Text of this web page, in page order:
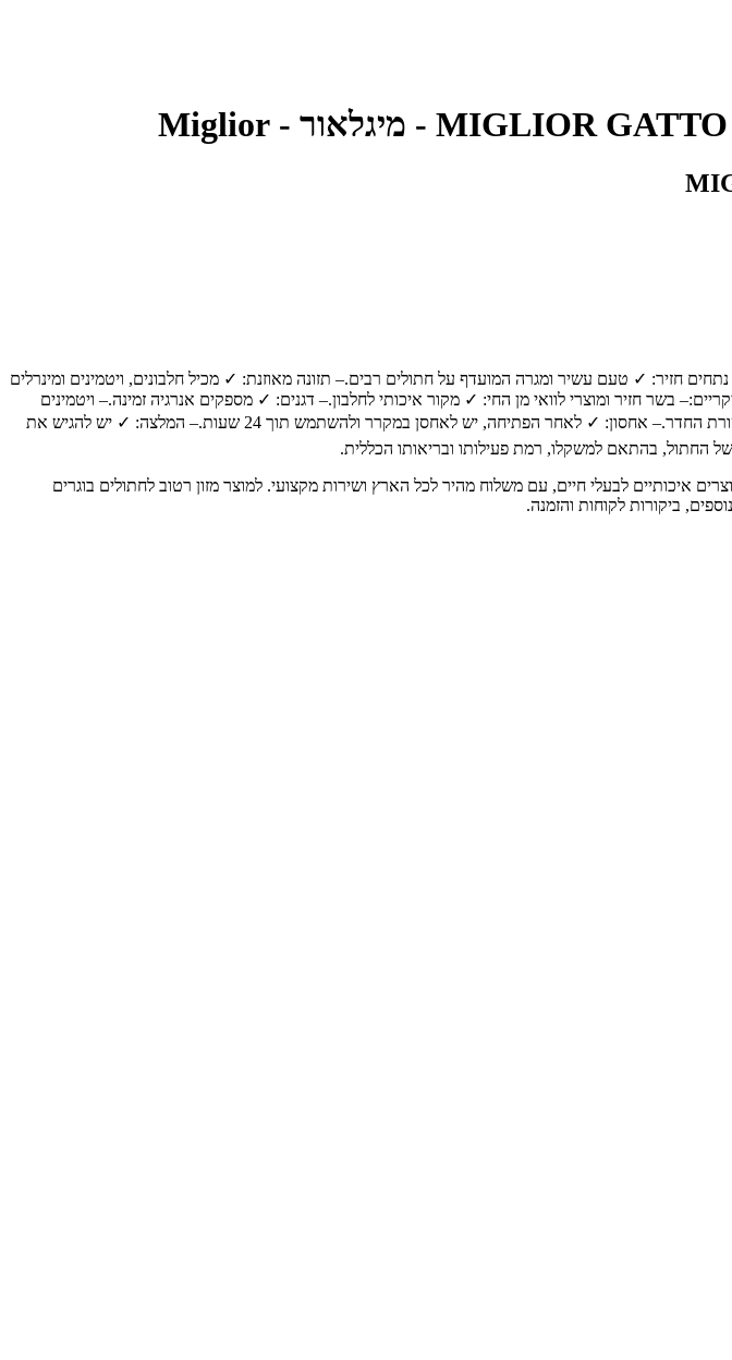
חזיר: ✓ טעם עשיר ומגרה המועדף על חתולים רבים.– תזונה מאוזנת: ✓ מכיל חלבונים, ויטמינים ומינרלים
בשר חזיר ומוצרי לוואי מן החי: ✓ מקור איכותי לחלבון.– דגנים: ✓ מספקים אנרגיה זמינה.– ויטמינים
ומינרלים: ✓ תומכים בתפקוד תקין של מערכות הגוף.📋 הוראות שימוש:– הגשה: ✓ יש להגיש את המזון בטמפרטורת החדר.– אחסון: ✓ לאחר הפתיחה, יש לאחסן במקרר ולהשתמש תוך 24 שעות.– המלצה: ✓ יש להגיש את
החתול, בהתאם למשקלו, רמת פעילותו ובריאותו הכללית.
מציעה את המגוון הרחב ביותר של מוצרים איכותיים לבעלי חיים, עם משלוח מהיר לכל הארץ ושירות מקצועי. למוצר מזון רטוב לחתולים בוגרים